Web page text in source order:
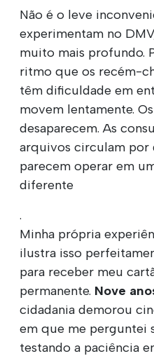
Não é o leve
experimentam no
muito mais profundo.
ritmo que os recém-
têm dificuldade em
movem lentamente.
desaparecem. As
arquivos circulam por
parecem operar em
diferente
.
Minha própria
ilustra isso
para receber meu
permanente. Nove
cidadania demorou
em que me perguntei
testando a paciência